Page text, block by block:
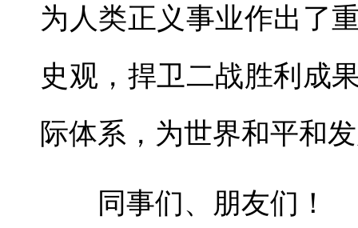
为人类正义事业作出了
史观，捍卫二战胜利成
际体系，为世界和平和
同事们、朋友们！